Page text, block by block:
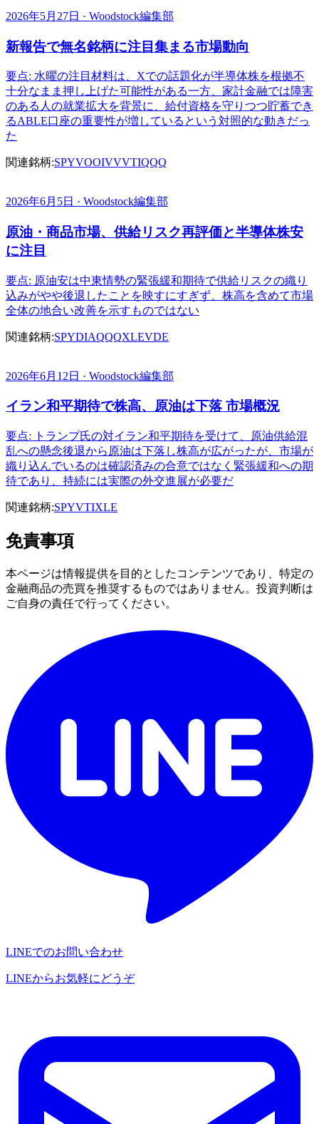
2026年5月27日 · Woodstock編集部
新報告で無名銘柄に注目集まる市場動向
要点: 水曜の注目材料は、Xでの話題化が半導体株を根拠不
十分なまま押し上げた可能性がある一方、家計金融では障害
のある人の就業拡大を背景に、給付資格を守りつつ貯蓄でき
るABLE口座の重要性が増しているという対照的な動きだっ
た
関連銘柄:SPYVOOIVVVTIQQQ
2026年6月5日 · Woodstock編集部
原油・商品市場、供給リスク再評価と半導体株安
に注目
要点: 原油安は中東情勢の緊張緩和期待で供給リスクの織り
込みがやや後退したことを映すにすぎず、株高を含めて市場
全体の地合い改善を示すものではない
関連銘柄:SPYDIAQQQXLEVDE
2026年6月12日 · Woodstock編集部
イラン和平期待で株高、原油は下落 市場概況
要点: トランプ氏の対イラン和平期待を受けて、原油供給混
乱への懸念後退から原油は下落し株高が広がったが、市場が
織り込んでいるのは確認済みの合意ではなく緊張緩和への期
待であり、持続には実際の外交進展が必要だ
関連銘柄:SPYVTIXLE
免責事項
本ページは情報提供を目的としたコンテンツであり、特定の
金融商品の売買を推奨するものではありません。投資判断は
ご自身の責任で行ってください。
LINEでのお問い合わせ
LINEからお気軽にどうぞ